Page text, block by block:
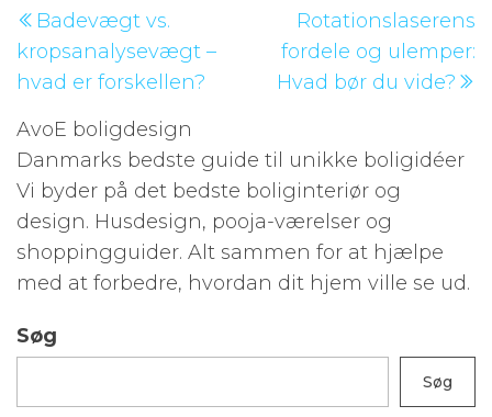
indlæg
Badevægt vs.
kropsanalysevægt –
hvad er forskellen?
Rotationslaserens
fordele og ulemper:
Hvad bør du vide?
AvoE boligdesign
Danmarks bedste guide til unikke boligidéer
Vi byder på det bedste boliginteriør og
design. Husdesign, pooja-værelser og
shoppingguider. Alt sammen for at hjælpe
med at forbedre, hvordan dit hjem ville se ud.
Søg
Søg